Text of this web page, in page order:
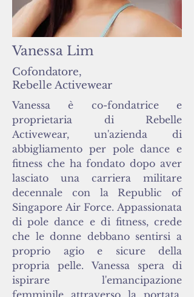
Vanessa Lim
Cofondatore,
Rebelle Activewear
Vanessa è co-fondatrice e
proprietaria di Rebelle
Activewear, un'azienda di
abbigliamento per pole dance e
fitness che ha fondato dopo aver
lasciato una carriera militare
decennale con la Republic of
Singapore Air Force. Appassionata
di pole dance e di fitness, crede
che le donne debbano sentirsi a
proprio agio e sicure della
propria pelle. Vanessa spera di
ispirare l'emancipazione
femminile attraverso la portata,